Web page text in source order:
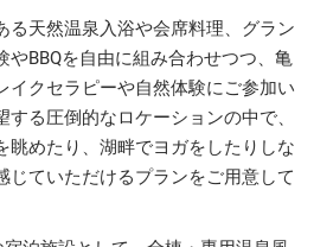
る天然温泉入浴や会席料理、グラン
やBBQを自由に組み合わせつつ、亀
イクセラピーや自然体験にご参加い
る圧倒的なロケーションの中で、
眺めたり、湖畔でヨガをしたりしな
じていただけるプランをご用意して